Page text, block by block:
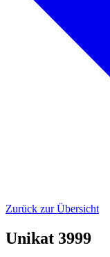
Zurück zur Übersicht
Unikat 3999